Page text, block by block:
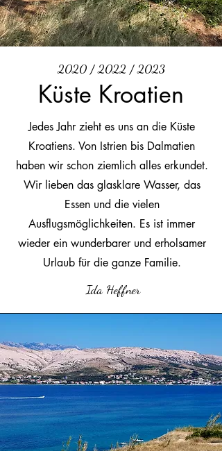
2020 / 2022 / 2023
Küste Kroatien
Jedes Jahr zieht es uns an die Küste
Kroatiens. Von Istrien bis Dalmatien
haben wir schon ziemlich alles erkundet.
Wir lieben das glasklare Wasser, das
Essen und die vielen
Ausflugsmöglichkeiten. Es ist immer
wieder ein wunderbarer und erholsamer
Urlaub für die ganze Familie.
Ida Heffner